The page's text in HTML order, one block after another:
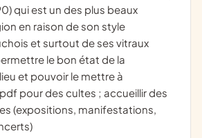
qui est un des plus beaux
en raison de son style
et surtout de ses vitraux
le bon état de la
et pouvoir le mettre à
pour des cultes ; accueillir des
(expositions, manifestations,